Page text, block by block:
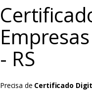
- RS
Precisa de Certificado